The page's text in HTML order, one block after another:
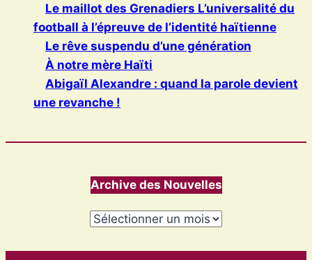
Le maillot des Grenadiers L’universalité du
football à l’épreuve de l’identité haïtienne
Le rêve suspendu d’une génération
À notre mère Haïti
Abigaïl Alexandre : quand la parole devient
une revanche !
Archive des Nouvelles
Archives